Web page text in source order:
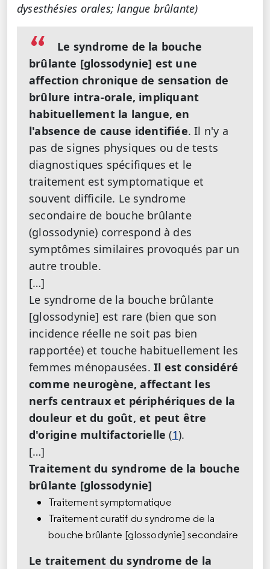
dysesthésies orales; langue brûlante)
Le syndrome de la bouche
brûlante [glossodynie] est une
affection chronique de sensation de
brûlure intra-orale, impliquant
habituellement la langue, en
l'absence de cause identifiée. Il n'y a
pas de signes physiques ou de tests
diagnostiques spécifiques et le
traitement est symptomatique et
souvent difficile. Le syndrome
secondaire de bouche brûlante
(glossodynie) correspond à des
symptômes similaires provoqués par un
autre trouble.
[…]
Le syndrome de la bouche brûlante
[glossodynie] est rare (bien que son
incidence réelle ne soit pas bien
rapportée) et touche habituellement les
femmes ménopausées. Il est considéré
comme neurogène, affectant les
nerfs centraux et périphériques de la
douleur et du goût, et peut être
d'origine multifactorielle (1).
[…]
Traitement du syndrome de la bouche
brûlante [glossodynie]
Traitement symptomatique
Traitement curatif du syndrome de la
bouche brûlante [glossodynie] secondaire
Le traitement du syndrome de la